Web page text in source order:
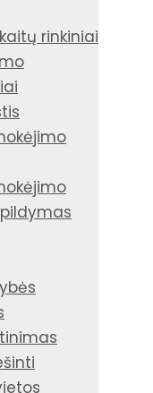
rinkiniai